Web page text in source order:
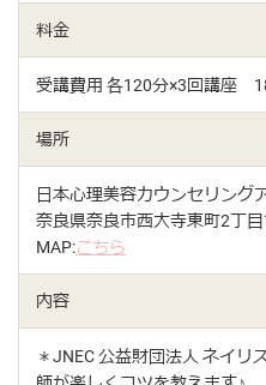
料金
受講費用 各120分×3回講座
場所
日本心理美容カウンセリング
奈良県奈良市西大寺東町2丁
MAP:こちら
内容
＊JNEC 公益財団法人 ネイリ